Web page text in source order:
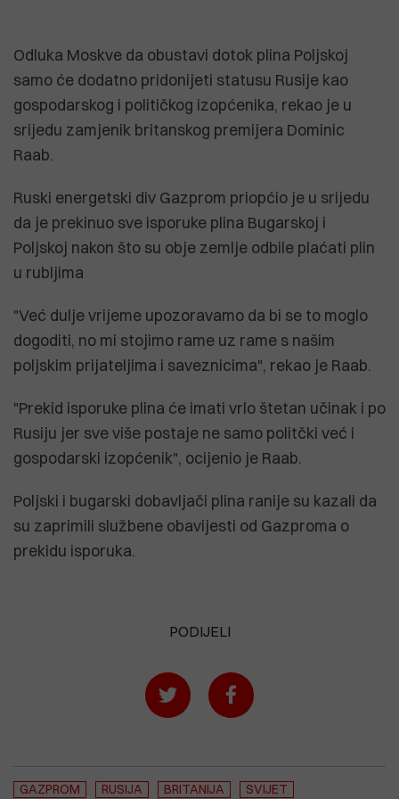
Odluka Moskve da obustavi dotok plina Poljskoj
samo će dodatno pridonijeti statusu Rusije kao
gospodarskog i političkog izopćenika, rekao je u
srijedu zamjenik britanskog premijera Dominic
Raab.
Ruski energetski div Gazprom priopćio je u srijedu
da je prekinuo sve isporuke plina Bugarskoj i
Poljskoj nakon što su obje zemlje odbile plaćati plin
u rubljima
"Već dulje vrijeme upozoravamo da bi se to moglo
dogoditi, no mi stojimo rame uz rame s našim
poljskim prijateljima i saveznicima", rekao je Raab.
"Prekid isporuke plina će imati vrlo štetan učinak i po
Rusiju jer sve više postaje ne samo politčki već i
gospodarski izopćenik", ocijenio je Raab.
Poljski i bugarski dobavljači plina ranije su kazali da
su zaprimili službene obavijesti od Gazproma o
prekidu isporuka.
PODIJELI
GAZPROM RUSIJA BRITANIJA SVIJET